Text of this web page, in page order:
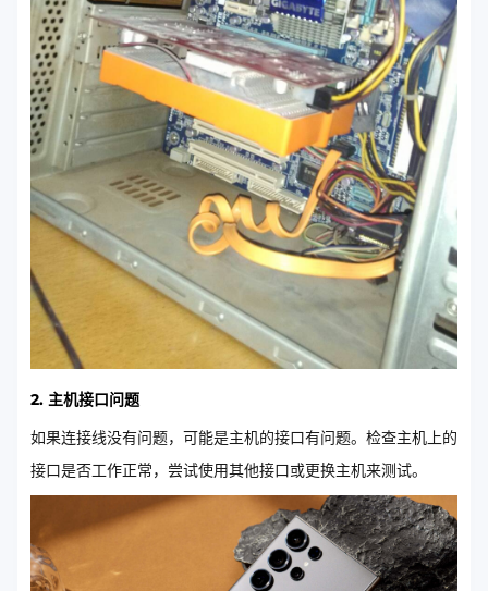
2. 主机接口问题
如果连接线没有问题，可能是主机的接口有问题。检查主机上的
接口是否工作正常，尝试使用其他接口或更换主机来测试。